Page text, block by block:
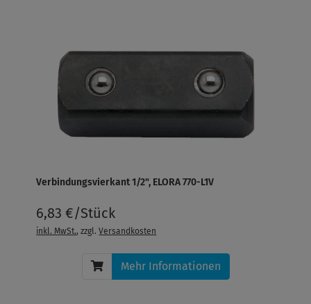
Verbindungsvierkant 1/2", ELORA 770-L1V
6,83 €/Stück
inkl. MwSt., zzgl.Versandkosten
Mehr Informationen